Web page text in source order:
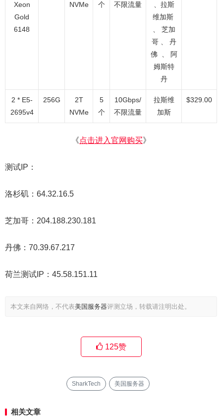
Xeon
Gold
6148
NVMe
个
不限流量
、拉斯
维加斯
、 芝加
哥 、 丹
佛 、 阿
姆斯特
丹
2 * E5-
2695v4
256G
2T
NVMe
5
个
10Gbps/
不限流量
拉斯维
加斯
$329.00
《点击进入官网购买》
测试IP：
洛杉矶：64.32.16.5
芝加哥：204.188.230.181
丹佛：70.39.67.217
荷兰测试IP：45.58.151.11
本文来自网络，不代表美国服务器评测立场，转载请注明出处。
125赞
SharkTech 美国服务器
相关文章